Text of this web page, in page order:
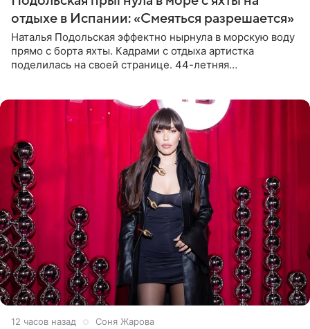
отдыхе в Испании: «Смеяться разрешается»
Наталья Подольская эффектно нырнула в морскую воду
прямо с борта яхты. Кадрами с отдыха артистка
поделилась на своей странице. 44-летняя
12 часов назад Соня Жарова